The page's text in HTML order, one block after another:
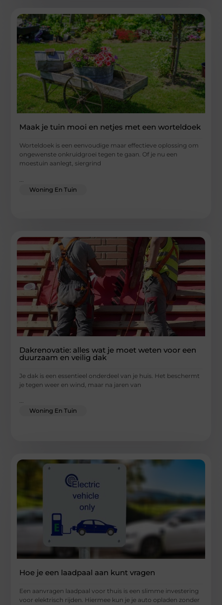
Maak je tuin mooi en netjes met een worteldoek
Worteldoek is een eenvoudige maar effectieve oplossing om
ongewenste onkruidgroei tegen te gaan. Of je nu een
moestuin aanlegt, siergrind
Woning En Tuin
Dakrenovatie: alles wat je moet weten voor een
duurzaam en veilig dak
Je dak is een essentieel onderdeel van je huis. Het beschermt
je tegen weer en wind, maar na jaren van
...
Woning En Tuin
Hoe je een laadpaal aan kunt vragen
Een aanvragen laadpaal voor thuis is een slimme investering
voor elektrisch rijden. Hiermee kun je je auto opladen zonder